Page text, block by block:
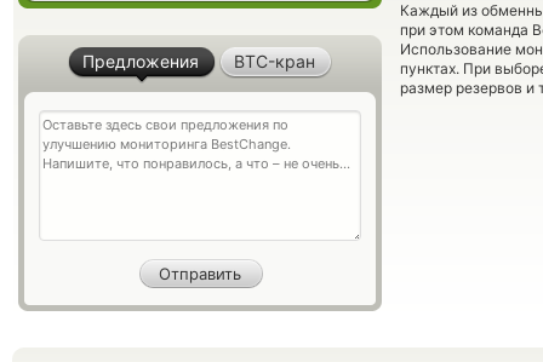
Каждый из
при этом команда
Использование
пунктах. При
размер резервов и
Предложения BTC-кран